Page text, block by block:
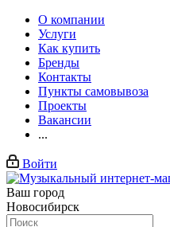
О компании
Услуги
Как купить
Бренды
Контакты
Пункты самовывоза
Проекты
Вакансии
...
Войти
Ваш город
Новосибирск